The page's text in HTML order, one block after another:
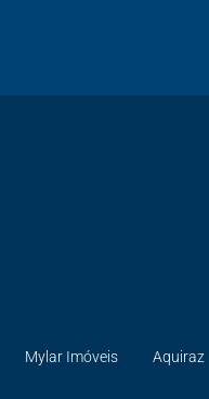
Mylar Imóveis Aquiraz